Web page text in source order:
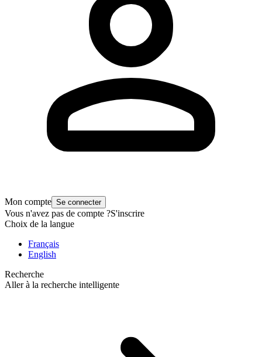
Mon compte Se connecter
Vous n'avez pas de compte ?S'inscrire
Choix de la langue
Français
English
Recherche
Aller à la recherche intelligente